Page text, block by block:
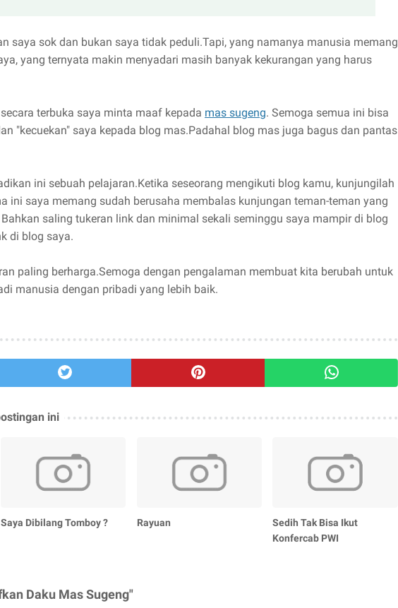
saya sok dan bukan saya tidak peduli.Tapi, yang namanya manusia memang
yang ternyata makin menyadari masih banyak kekurangan yang harus
terbuka saya minta maaf kepada mas sugeng. Semoga semua ini bisa
"kecuekan" saya kepada blog mas.Padahal blog mas juga bagus dan pantas
ini sebuah pelajaran.Ketika seseorang mengikuti blog kamu, kunjungilah
ini saya memang sudah berusaha membalas kunjungan teman-teman yang
saling tukeran link dan minimal sekali seminggu saya mampir di blog
di blog saya.
paling berharga.Semoga dengan pengalaman membuat kita berubah untuk
manusia dengan pribadi yang lebih baik.
ini
Saya Dibilang Tomboy ? Rayuan
Sedih Tak Bisa Ikut
Konfercab PWI
Daku Mas Sugeng"